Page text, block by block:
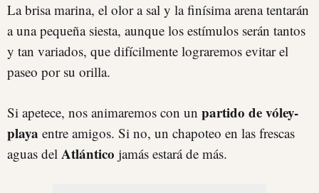
La brisa marina, el olor a sal y la finísima arena tentarán
a una pequeña siesta, aunque los estímulos serán tantos
y tan variados, que difícilmente lograremos evitar el
paseo por su orilla.
Si apetece, nos animaremos con un partido de vóley-
playa entre amigos. Si no, un chapoteo en las frescas
aguas del Atlántico jamás estará de más.